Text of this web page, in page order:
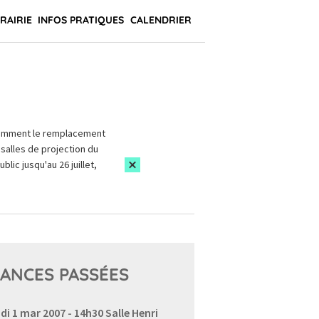
INFOS PRATIQUES CALENDRIER
le remplacement
de projection du
jusqu'au 26 juillet,
PASSÉES
1 mar 2007 - 14h30Salle Henri